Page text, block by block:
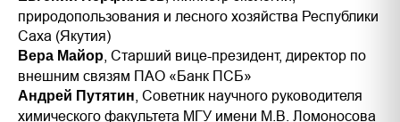
природопользования и лесного хозяйства Республики
Саха (Якутия)
Вера Майор , Старший вице-президент, директор по
внешним связям ПАО «Банк ПСБ»
Андрей Путятин , Советник научного руководителя
химического факультета МГУ имени М.В. Ломоносова